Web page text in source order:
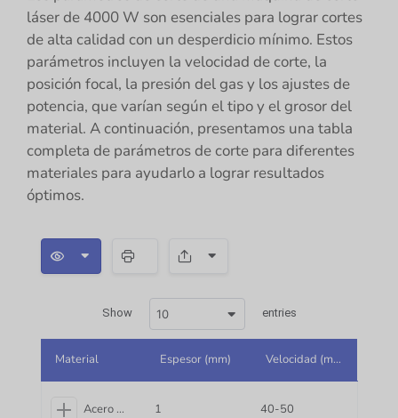
láser de 4000 W son esenciales para lograr cortes
de alta calidad con un desperdicio mínimo. Estos
parámetros incluyen la velocidad de corte, la
posición focal, la presión del gas y los ajustes de
potencia, que varían según el tipo y el grosor del
material. A continuación, presentamos una tabla
completa de parámetros de corte para diferentes
materiales para ayudarlo a lograr resultados
óptimos.
Show 10 entries
Material Espesor (mm) Velocidad (m/min)
Acero carbono 1 40-50